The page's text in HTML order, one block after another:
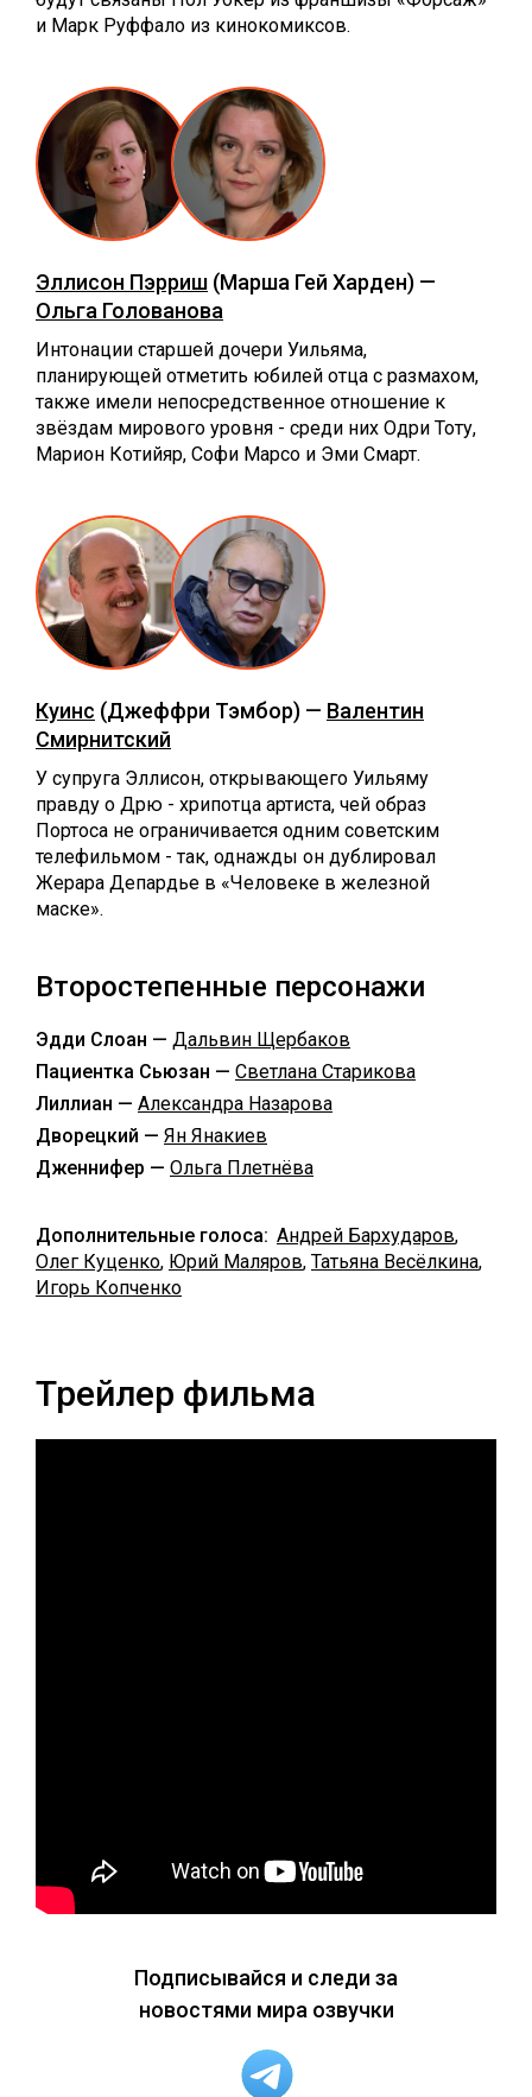
и Марк Руффало из кинокомиксов.
Эллисон Пэрриш (Марша Гей Харден) —
Ольга Голованова
Интонации старшей дочери Уильяма,
планирующей отметить юбилей отца с размахом,
также имели непосредственное отношение к
звёздам мирового уровня - среди них Одри Тоту,
Марион Котийяр, Софи Марсо и Эми Смарт.
Куинс (Джеффри Тэмбор) — Валентин
Смирнитский
У супруга Эллисон, открывающего Уильяму
правду о Дрю - хрипотца артиста, чей образ
Портоса не ограничивается одним советским
телефильмом - так, однажды он дублировал
Жерара Депардье в «Человеке в железной
маске».
Второстепенные персонажи
Эдди Слоан — Дальвин Щербаков
Пациентка Сьюзан — Светлана Старикова
Лиллиан — Александра Назарова
Дворецкий — Ян Янакиев
Дженнифер — Ольга Плетнёва
Дополнительные голоса: Андрей Бархударов,
Олег Куценко, Юрий Маляров, Татьяна Весёлкина,
Игорь Копченко
Трейлер фильма
Подписывайся и следи за
новостями мира озвучки